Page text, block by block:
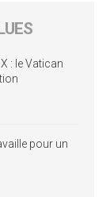
: le Vatican
pour un